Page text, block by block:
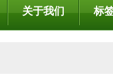
关于我们 标